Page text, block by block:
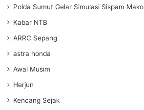
Polda Sumut Gelar Simulasi Sispam Mako
Kabar NTB
ARRC Sepang
astra honda
Awal Musim
Herjun
Kencang Sejak